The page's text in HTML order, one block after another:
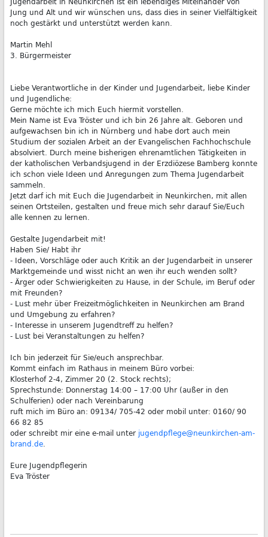
Jung und Alt und wir wünschen uns, dass dies in seiner Vielfältigkeit
noch gestärkt und unterstützt werden kann.
Martin Mehl
3. Bürgermeister
Liebe Verantwortliche in der Kinder und Jugendarbeit, liebe Kinder
und Jugendliche:
Gerne möchte ich mich Euch hiermit vorstellen.
Mein Name ist Eva Tröster und ich bin 26 Jahre alt. Geboren und
aufgewachsen bin ich in Nürnberg und habe dort auch mein
Studium der sozialen Arbeit an der Evangelischen Fachhochschule
absolviert. Durch meine bisherigen ehrenamtlichen Tätigkeiten in
der katholischen Verbandsjugend in der Erzdiözese Bamberg konnte
ich schon viele Ideen und Anregungen zum Thema Jugendarbeit
sammeln.
Jetzt darf ich mit Euch die Jugendarbeit in Neunkirchen, mit allen
seinen Ortsteilen, gestalten und freue mich sehr darauf Sie/Euch
alle kennen zu lernen.
Gestalte Jugendarbeit mit!
Haben Sie/ Habt ihr
- Ideen, Vorschläge oder auch Kritik an der Jugendarbeit in unserer
Marktgemeinde und wisst nicht an wen ihr euch wenden sollt?
- Ärger oder Schwierigkeiten zu Hause, in der Schule, im Beruf oder
mit Freunden?
- Lust mehr über Freizeitmöglichkeiten in Neunkirchen am Brand
und Umgebung zu erfahren?
- Interesse in unserem Jugendtreff zu helfen?
- Lust bei Veranstaltungen zu helfen?
Ich bin jederzeit für Sie/euch ansprechbar.
Kommt einfach im Rathaus in meinem Büro vorbei:
Klosterhof 2-4, Zimmer 20 (2. Stock rechts);
Sprechstunde: Donnerstag 14:00 – 17:00 Uhr (außer in den
Schulferien) oder nach Vereinbarung
ruft mich im Büro an: 09134/ 705-42 oder mobil unter: 0160/ 90
66 82 85
oder schreibt mir eine e-mail unter jugendpflege@neunkirchen-am-
brand.de.
Eure Jugendpflegerin
Eva Tröster